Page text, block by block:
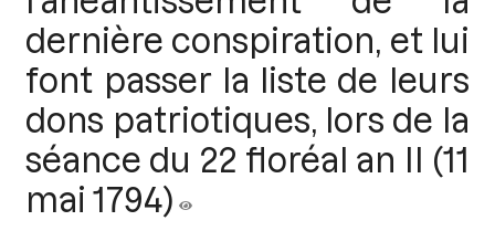
dernière conspiration, et lui
font passer la liste de leurs
dons patriotiques, lors de la
séance du 22 floréal an II (11
mai 1794)